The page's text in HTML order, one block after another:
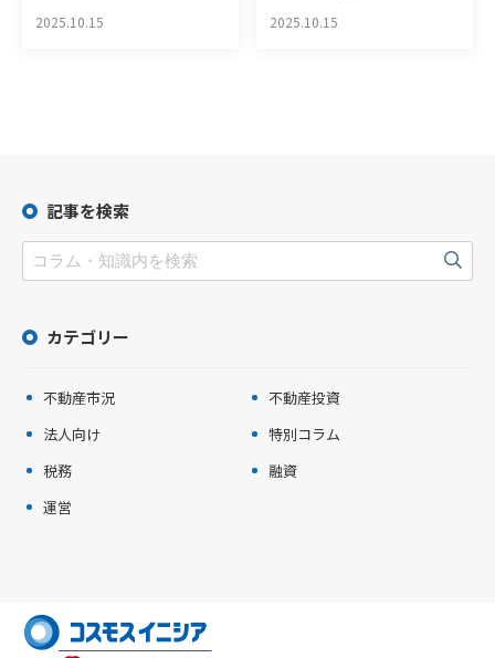
2025.10.15 2025.10.15
記事を検索
カテゴリー
不動産市況
不動産投資
法人向け
特別コラム
税務
融資
運営